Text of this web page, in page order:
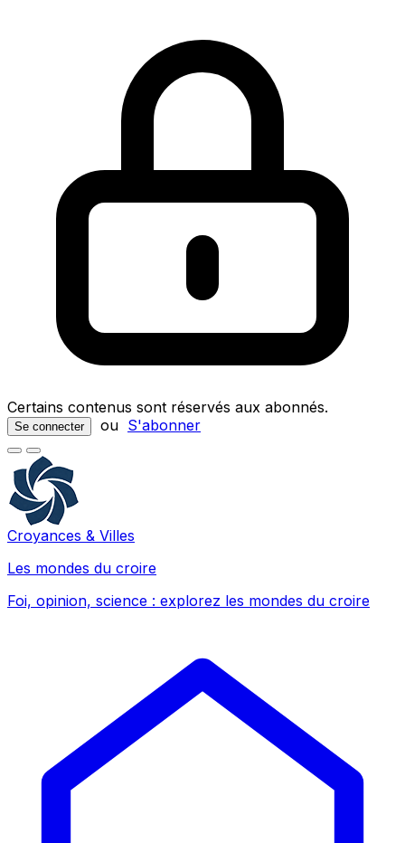
Certains contenus sont réservés aux abonnés.
Se connecter ou S'abonner
Croyances & Villes
Les mondes du croire
Foi, opinion, science : explorez les mondes du croire